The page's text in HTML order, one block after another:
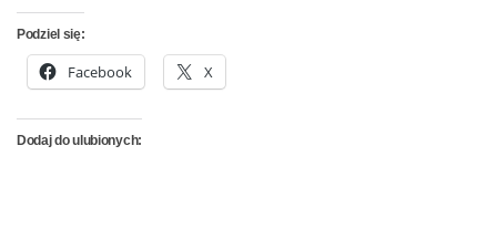
Podziel się:
Facebook X
Dodaj do ulubionych: